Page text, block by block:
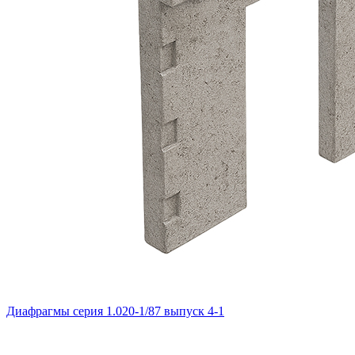
Диафрагмы серия 1.020-1/87 выпуск 4-1